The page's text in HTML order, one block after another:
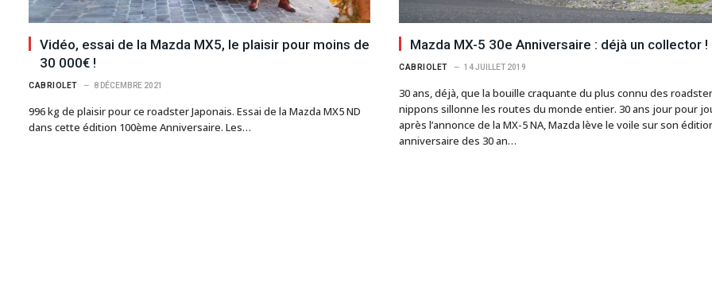
Vidéo, essai de la Mazda MX5, le plaisir pour moins de
30 000€ !
CABRIOLET 8 DÉCEMBRE 2021
996 kg de plaisir pour ce roadster Japonais. Essai de la Mazda MX5 ND
dans cette édition 100ème Anniversaire. Les…
Mazda MX-5 30e Anniversaire : déjà un collector !
CABRIOLET 14 JUILLET 2019
30 ans, déjà, que la bouille craquante du plus connu des
nippons sillonne les routes du monde entier. 30 ans jour pour
après l’annonce de la MX-5 NA, Mazda lève le voile sur son
anniversaire des 30 an…